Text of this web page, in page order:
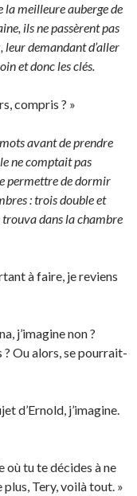
meilleure auberge de
ils ne passèrent pas
leur demandant d’aller
et donc les clés.
compris ? »
avant de prendre
ne comptait pas
permettre de dormir
: trois double et
trouva dans la chambre
à faire, je reviens
j’imagine non ?
? Ou alors, se pourrait-
d’Ernold, j’imagine.
où tu te décides à ne
plus, Tery, voilà tout. »